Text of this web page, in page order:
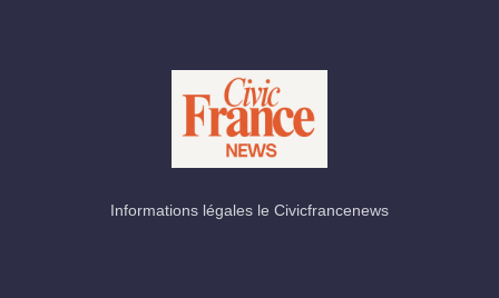
Informations légales le Civicfrancenews